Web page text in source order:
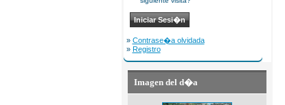
» Contrase�a olvidada
» Registro
Imagen del d�a